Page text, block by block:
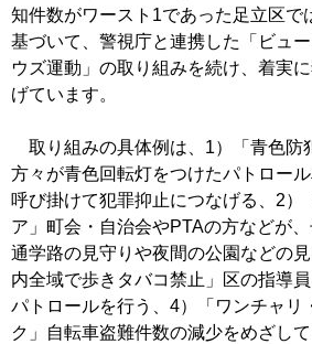
知件数がワースト1であった足立区で
基づいて、警視庁と連携した「ビュ
ウズ運動」の取り組みを続け、着実
げています。
取り組みの具体例は、1）「青色防
方々が青色回転灯をつけたパトロー
呼び掛けて犯罪抑止につなげる、2）
ア」町会・自治会やPTAの方などが
通学路の見守りや夜間の公園などの
内全域で歩きタバコ禁止」区の指導
パトロールを行う、4）「ワンチャリ
ク」自転車盗難件数の減少をめざし